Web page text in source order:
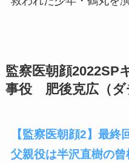
監察医朝顔2022SP
事役 肥後克広（ダ
【監察医朝顔2】最
父親役は半沢直樹の曾